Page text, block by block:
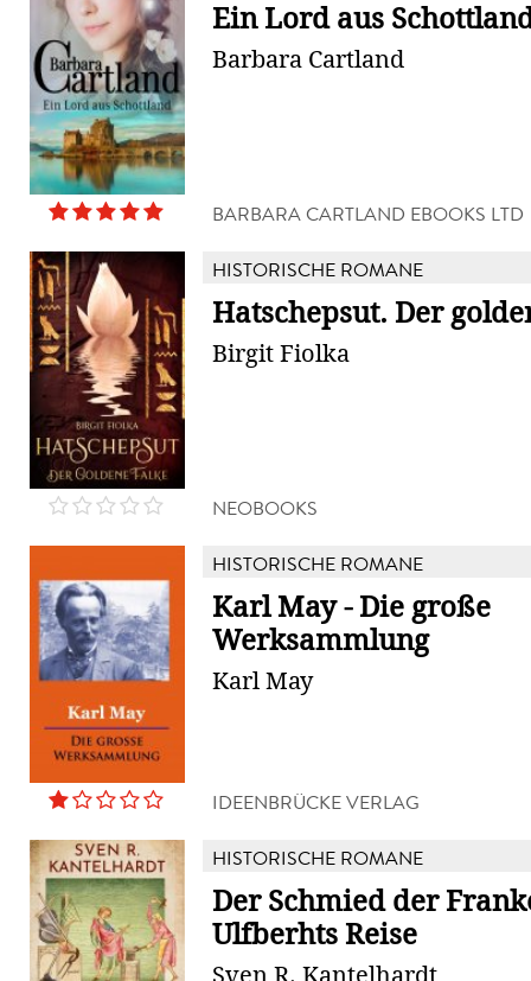
Ein Lord aus
Barbara Cartland
BARBARA CARTLAND EBOOKS LTD
HISTORISCHE ROMANE
Hatschepsut. Der
Birgit Fiolka
NEOBOOKS
HISTORISCHE ROMANE
Karl May - Die große
Werksammlung
Karl May
IDEENBRÜCKE VERLAG
HISTORISCHE ROMANE
Der Schmied der
Ulfberhts Reise